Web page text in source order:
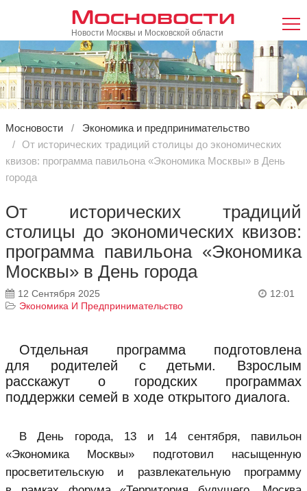
Мосновости
Новости Москвы и Московской области
Мосновости
Экономика и предпринимательство
От исторических традиций столицы до экономических
квизов: программа павильона «Экономика Москвы» в День
города
От исторических традиций
столицы до экономических квизов:
программа павильона «Экономика
Москвы» в День города
12 Сентября 2025
12:01
Экономика И Предпринимательство
Отдельная программа подготовлена
для родителей с детьми. Взрослым
расскажут о городских программах
поддержки семей в ходе открытого диалога.
В День города, 13 и 14 сентября, павильон
«Экономика Москвы» подготовил насыщенную
просветительскую и развлекательную программу